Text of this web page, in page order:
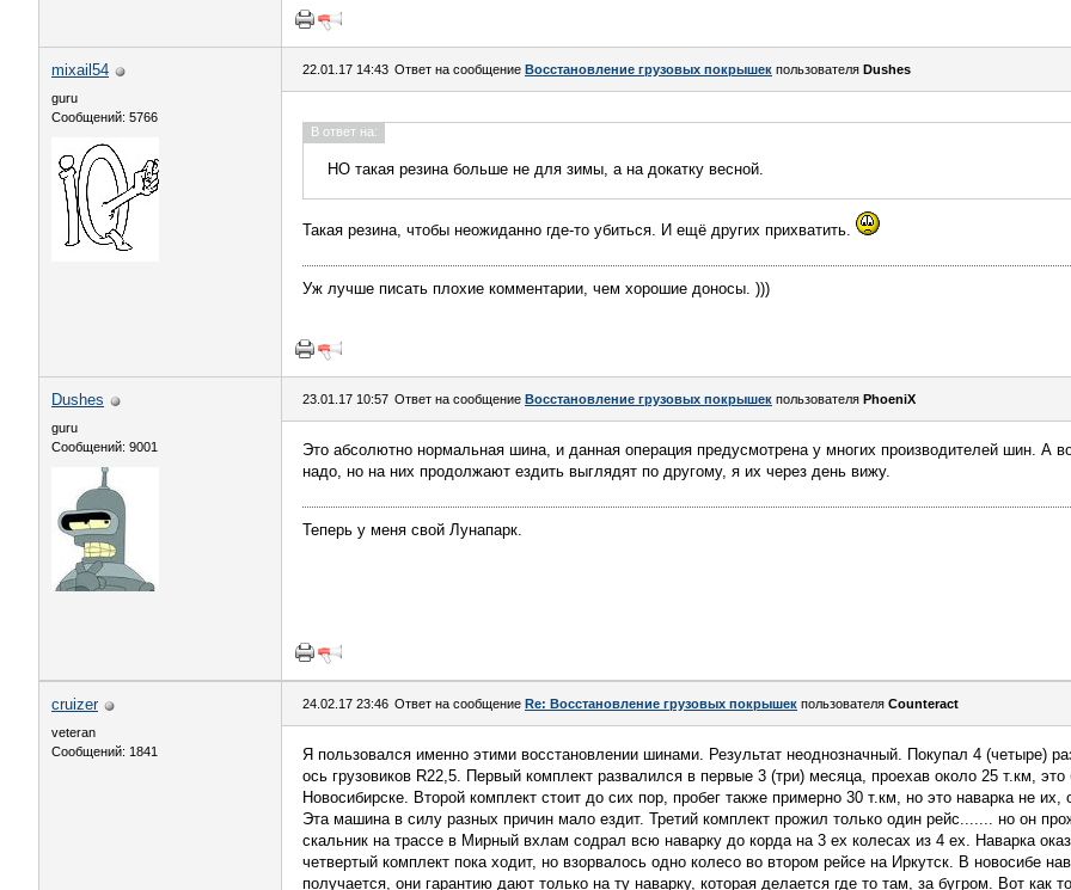
mixail54
guru
Сообщений: 5766
22.01.17 14:43 Ответ на сообщение Восстановление грузовых покрышек пользователя Dushes
В ответ на:
НО такая резина больше не для зимы, а на докатку весной.
Такая резина, чтобы неожиданно где-то убиться. И ещё других прихватить.
Уж лучше писать плохие комментарии, чем хорошие доносы. )))
Dushes
guru
Сообщений: 9001
23.01.17 10:57 Ответ на сообщение Восстановление грузовых покрышек пользователя PhoeniX
Это абсолютно нормальная шина, и данная операция предусмотрена у многих производителей шин. А
надо, но на них продолжают ездить выглядят по другому, я их через день вижу.
Теперь у меня свой Лунапарк.
cruizer
veteran
Сообщений: 1841
24.02.17 23:46 Ответ на сообщение Re: Восстановление грузовых покрышек пользователя Counteract
Я пользовался именно этими восстановлении шинами. Результат неоднозначный. Покупал 4 (четыре)
ось грузовиков R22,5. Первый комплект развалился в первые 3 (три) месяца, проехав около 25 т.км,
Новосибирске. Второй комплект стоит до сих пор, пробег также примерно 30 т.км, но это наварка не их,
Эта машина в силу разных причин мало ездит. Третий комплект прожил только один рейс....... но он
скальник на трассе в Мирный вхлам содрал всю наварку до корда на 3 ех колесах из 4 ех. Наварка
четвертый комплект пока ходит, но взорвалось одно колесо во втором рейсе на Иркутск. В новосибе
получается, они гарантию дают только на ту наварку, которая делается где то там, за бугром. Вот как